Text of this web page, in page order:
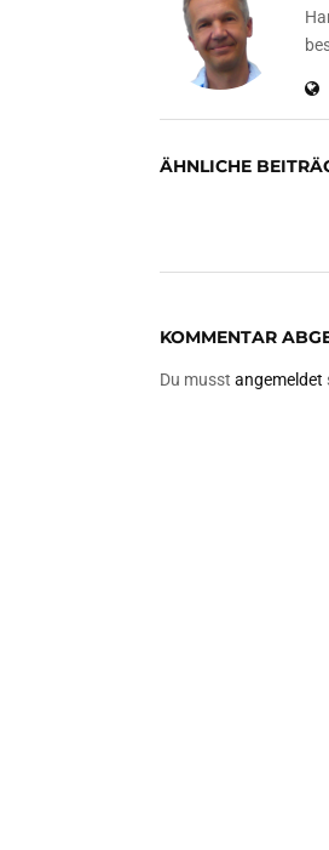
ÄHNLICHE
KOMMENTAR
Du musst angemeldet